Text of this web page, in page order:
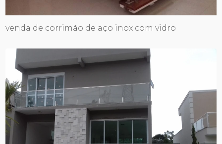
venda de corrimão de aço inox com vidro